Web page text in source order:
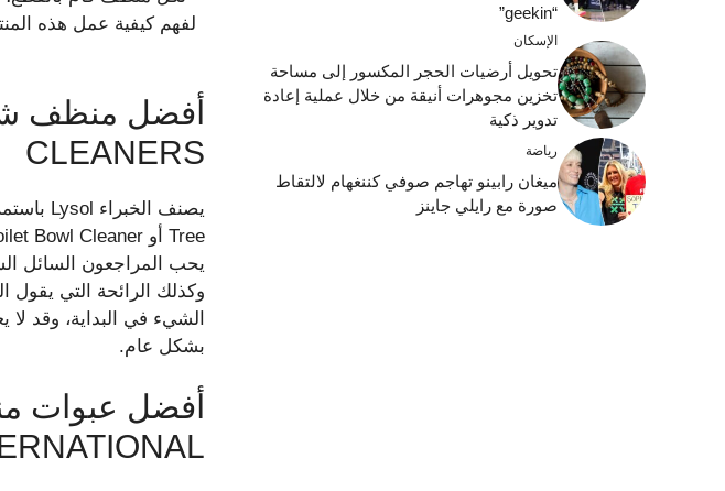
CLEANERS
يحب المراجعون السائل
وكذلك الرائحة التي
الشيء في البداية، وقد
بشكل عام.
أفضل عبوات
“geekin”
الإسكان
تحويل أرضيات الحجر المكسور إلى مساحة
تخزين مجوهرات أنيقة من خلال عملية إعادة
تدوير ذكية
رياضة
ميغان رابينو تهاجم صوفي كننغهام لالتقاط
صورة مع رايلي جاينز